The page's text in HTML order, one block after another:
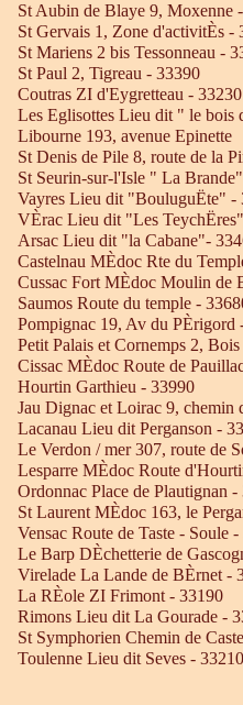
St Aubin de Blaye 9, Moxenne
St Gervais 1, Zone d'activitÈs -
St Mariens 2 bis Tessonneau -
St Paul 2, Tigreau - 33390
Coutras ZI d'Eygretteau - 33230
Les Eglisottes Lieu dit " le bois
Libourne 193, avenue Epinette
St Denis de Pile 8, route de la
St Seurin-sur-l'Isle " La
Vayres Lieu dit "BouluguËte" -
VÈrac Lieu dit "Les
Arsac Lieu dit "la Cabane"-
Castelnau MÈdoc Rte du
Cussac Fort MÈdoc Moulin de
Saumos Route du temple -
Pompignac 19, Av du PÈrigord
Petit Palais et Cornemps 2,
Cissac MÈdoc Route de
Hourtin Garthieu - 33990
Jau Dignac et Loirac 9, chemin
Lacanau Lieu dit Perganson -
Le Verdon / mer 307, route de
Lesparre MÈdoc Route
Ordonnac Place de Plautignan -
St Laurent MÈdoc 163, le
Vensac Route de Taste - Soule
Le Barp DÈchetterie de
Virelade La Lande de BÈrnet -
La RÈole ZI Frimont - 33190
Rimons Lieu dit La Gourade -
St Symphorien Chemin de
Toulenne Lieu dit Seves - 33210